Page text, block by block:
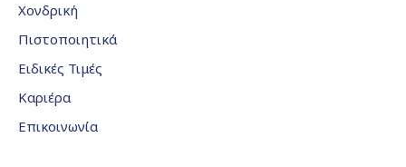
Χονδρική
Πιστοποιητικά
Ειδικές Τιμές
Καριέρα
Επικοινωνία